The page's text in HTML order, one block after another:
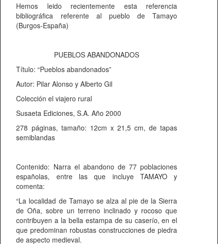
Hemos leido recientemente esta referencia
bibliográfica referente al pueblo de Tamayo
(Burgos-España)
PUEBLOS ABANDONADOS
Título: “Pueblos abandonados”
Autor: Pilar Alonso y Alberto Gil
Colección el viajero rural
Susaeta Ediciones, S.A. Año 2000
278 páginas, tamaño: 12cm x 21,5 cm, de tapas
semiblandas
Contenido: Narra el abandono de 77 poblaciones
españolas, entre las que incluye TAMAYO y
comenta:
“La localidad de Tamayo se alza al pie de la Sierra
de Oña, sobre un terreno inclinado y rocoso que
contribuyen a la bella estampa de su caserío, en el
que predominan robustas construcciones de piedra
de aspecto medieval.